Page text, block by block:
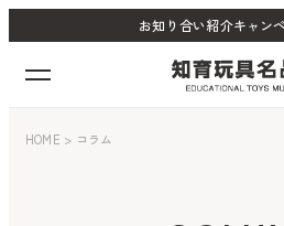
お知り合い紹介キャン
HOME > コラム